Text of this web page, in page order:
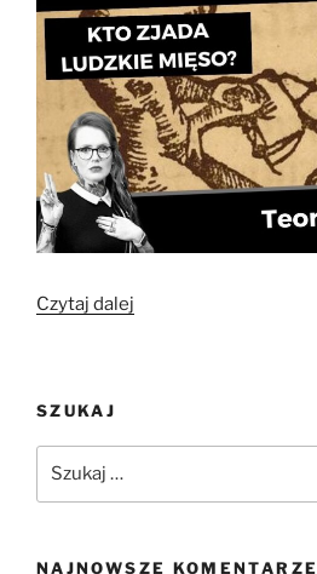
Czytaj dalej
SZUKAJ
NAJNOWSZE KOMENTARZE